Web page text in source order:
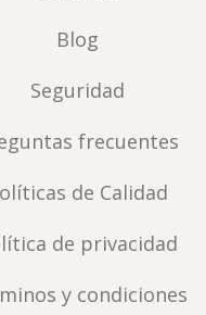
Blog
Seguridad
frecuentes
de Calidad
de privacidad
y condiciones